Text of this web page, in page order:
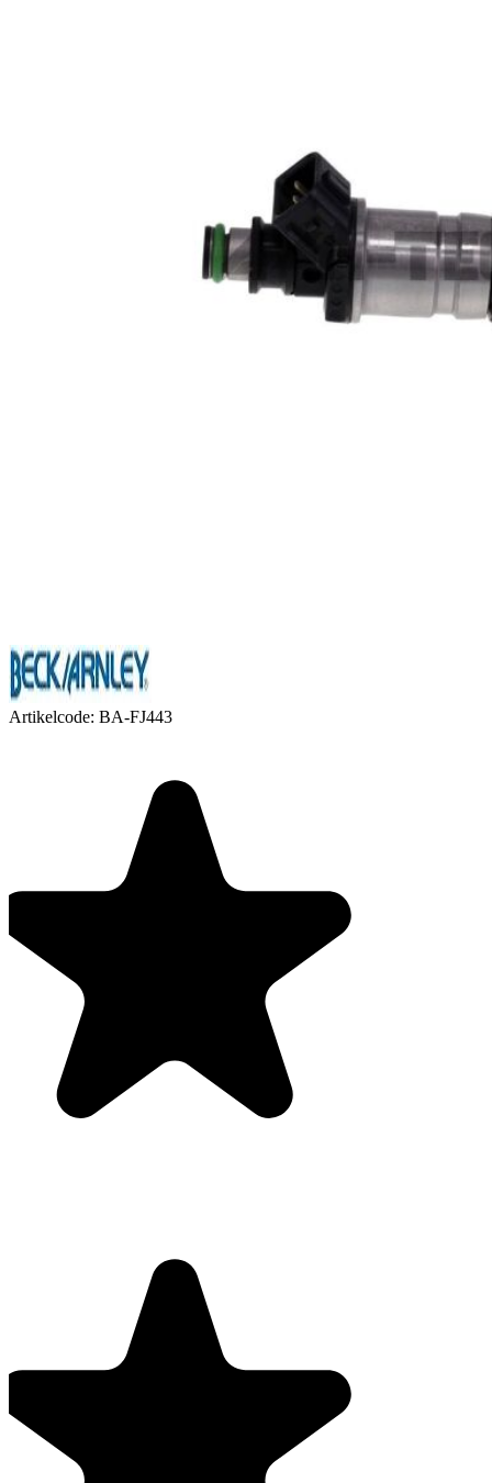
Artikelcode: BA-FJ443